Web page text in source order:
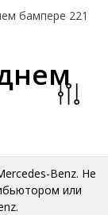
бампере 221
Benz. Не
или